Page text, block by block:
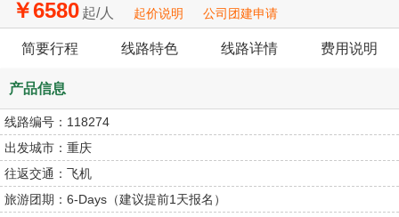
￥6580 起/人 起价说明 公司团建申请
简要行程 线路特色 线路详情 费用说明
产品信息
线路编号： 118274
出发城市： 重庆
往返交通： 飞机
旅游团期： 6-Days（建议提前1天报名）